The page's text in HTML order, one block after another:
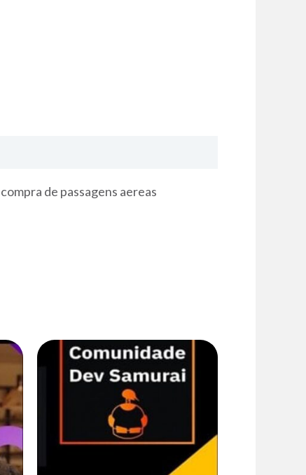
de passagens aereas